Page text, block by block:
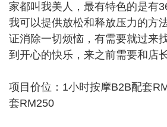
家都叫我美人，最有特色的是有
我可以提供放松和释放压力的方
证消除一切烦恼，有需要就过来
到开心的快乐，来之前需要和店
项目价位：1小时按摩B2B配套
套RM250